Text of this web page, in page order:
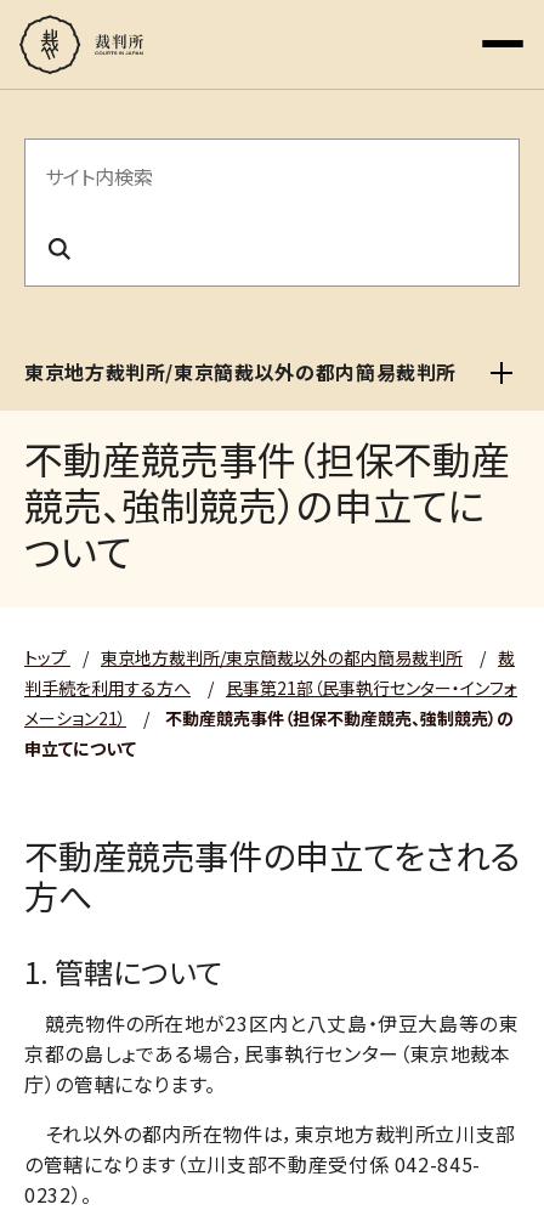
サ
内
索
東京地方裁判所/東京簡裁以外の都内簡易裁判所
不動産競売事件（担保不動産
競売、強制競売）の申立てに
ついて
トップ / 東京地方裁判所/東京簡裁以外の都内簡易裁判所 / 裁
判手続を利用する方へ
/ 民事第21部（民事執行センター・インフォ
メーション21）
/
不動産競売事件（担保不動産競売、強制競売）の
申立てについて
不動産競売事件の申立てをされる
方へ
1. 管轄について
競売物件の所在地が23区内と八丈島・伊豆大島等の東
京都の島しょである場合，民事執行センター（東京地裁本
庁）の管轄になります。
それ以外の都内所在物件は，東京地方裁判所立川支部
の管轄になります（立川支部不動産受付係 042-845-
0232）。